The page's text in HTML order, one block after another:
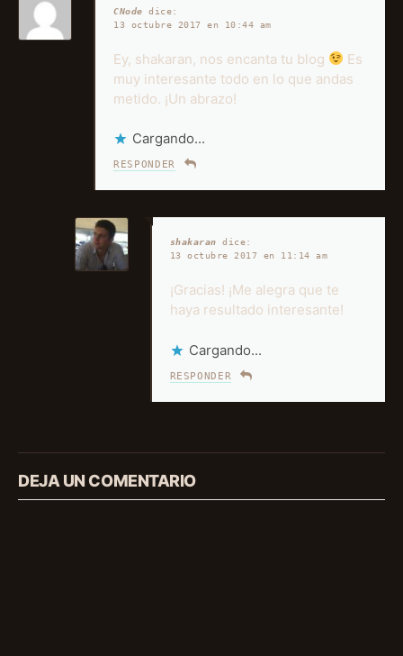
CNode
dice:
13 octubre 2017 en 10:44 am
Ey, shakaran, nos encanta tu blog
Es
muy interesante todo en lo que andas
metido. ¡Un abrazo!
Cargando...
RESPONDER
shakaran
dice:
13 octubre 2017 en 11:14 am
¡Gracias! ¡Me alegra que te
haya resultado interesante!
Cargando...
RESPONDER
DEJA UN COMENTARIO